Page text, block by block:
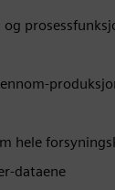
hele
dataene